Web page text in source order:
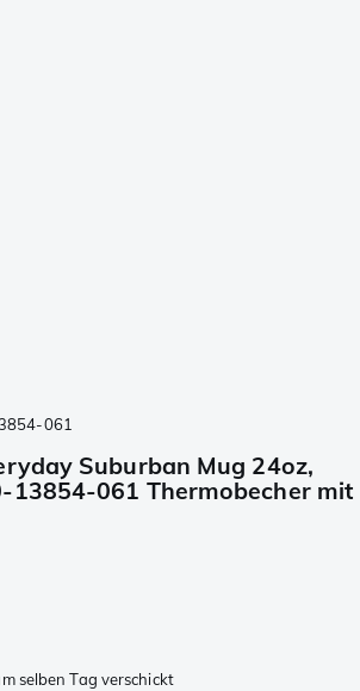
061
Suburban Mug 24oz,
13854-061 Thermobecher mit
selben Tag verschickt